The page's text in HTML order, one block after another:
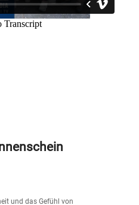
und das Gefühl von